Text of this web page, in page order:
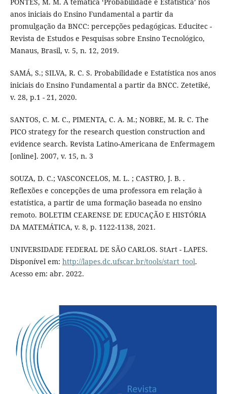
anos iniciais do Ensino Fundamental a partir da
promulgação da BNCC: percepções pedagógicas. Educitec -
Revista de Estudos e Pesquisas sobre Ensino Tecnológico,
Manaus, Brasil, v. 5, n. 12, 2019.
SAMÁ, S.; SILVA, R. C. S. Probabilidade e Estatística nos anos
iniciais do Ensino Fundamental a partir da BNCC. Zetetiké,
v. 28, p.1 - 21, 2020.
SANTOS, C. M. C., PIMENTA, C. A. M.; NOBRE, M. R. C. The
PICO strategy for the research question construction and
evidence search. Revista Latino-Americana de Enfermagem
[online]. 2007, v. 15, n. 3
SOUZA, D. C.; VASCONCELOS, M. L. ; CASTRO, J. B. .
Reflexões e concepções de uma professora em relação à
estatística, a partir de uma formação baseada no ensino
remoto. BOLETIM CEARENSE DE EDUCAÇÃO E HISTÓRIA
DA MATEMÁTICA, v. 8, p. 1122-1138, 2021.
UNIVERSIDADE FEDERAL DE SÃO CARLOS. StArt - LAPES.
Disponível em: http://lapes.dc.ufscar.br/tools/start_tool.
Acesso em: abr. 2022.